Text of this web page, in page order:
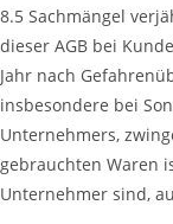
8.5 Sachmängel
dieser AGB bei
Jahr nach
insbesondere bei
Unternehmers,
gebrauchten Waren
Unternehmer sind,